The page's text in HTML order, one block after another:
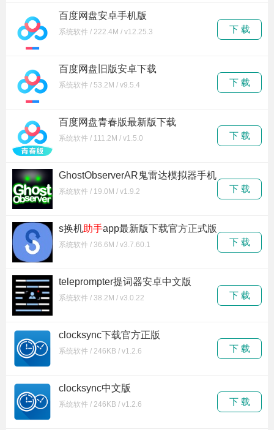
百度网盘安卓手机版
系统软件 / 222.4M / v12.25.3 下 载
百度网盘旧版安卓下载
系统软件 / 53.2M / v9.5.4 下 载
百度网盘青春版最新版下载
系统软件 / 111.2M / v1.5.0 下 载
GhostObserverAR鬼雷达模拟器手机
版下载
系统软件 / 19.0M / v1.9.2 下 载
s换机助手app最新版下载官方正式版
系统软件 / 36.6M / v3.7.60.1 下 载
teleprompter提词器安卓中文版
系统软件 / 38.2M / v3.0.22 下 载
clocksync下载官方正版
系统软件 / 246KB / v1.2.6 下 载
clocksync中文版
系统软件 / 246KB / v1.2.6 下 载